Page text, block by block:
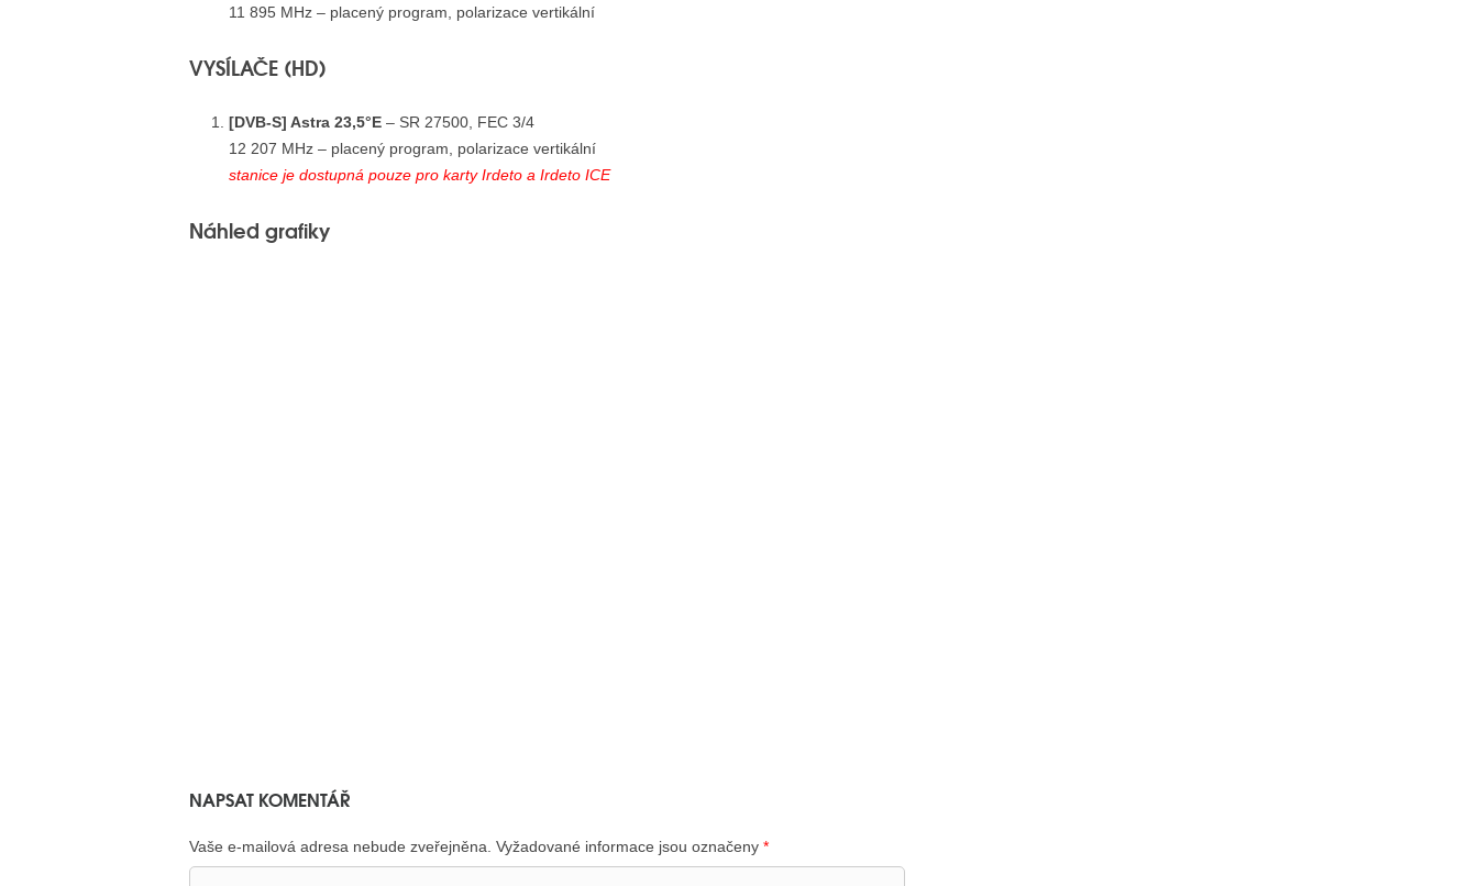
11 895 MHz – placený program, polarizace vertikální
VYSÍLAČE (HD)
[DVB-S] Astra 23,5°E – SR 27500, FEC 3/4
12 207 MHz – placený program, polarizace vertikální
stanice je dostupná pouze pro karty Irdeto a Irdeto ICE
Náhled grafiky
NAPSAT KOMENTÁŘ
Vaše e-mailová adresa nebude zveřejněna. Vyžadované informace jsou označeny *